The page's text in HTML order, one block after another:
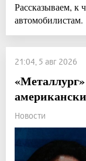
Рассказываем, к
автомобилистам.
21:04, 5 авг 2026
Новости